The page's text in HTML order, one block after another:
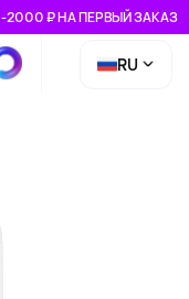
-2000 ₽ НА ПЕРВЫЙ ЗАКАЗ
RU